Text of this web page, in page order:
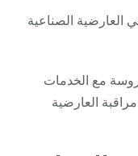
العارضية الصناعية
مع الخدمات
العارضية